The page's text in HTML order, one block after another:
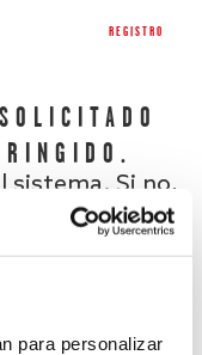
para personalizar
REGISTRO
sistema. Si no,